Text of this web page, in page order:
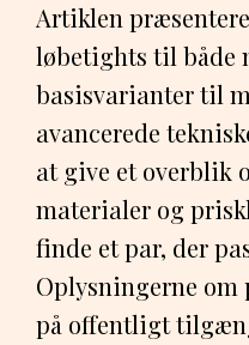
Artiklen
løbetights til både
basisvarianter til
avancerede
at give et overblik
materialer og
finde et par, der
Oplysningerne om
på offentligt